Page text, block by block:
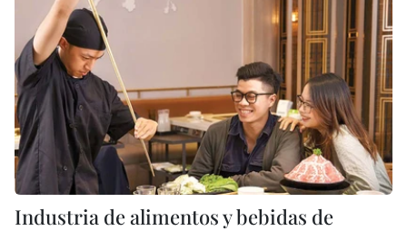
Industria de alimentos y bebidas de